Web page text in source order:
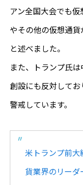
アン全国大会でも
やその他の仮想通
と述べました。
また、トランプ氏
創設にも反対して
警戒しています。
米トランプ前大
貨業界のリーダ